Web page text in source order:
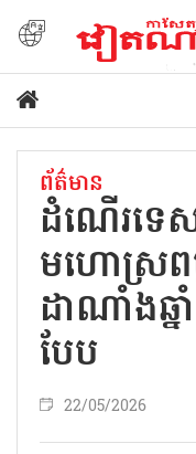
ព័ត៌មាន
ដំណើរទេ
មហោស្រព
ដាណាំងឆ្
បែប
22/05/2026